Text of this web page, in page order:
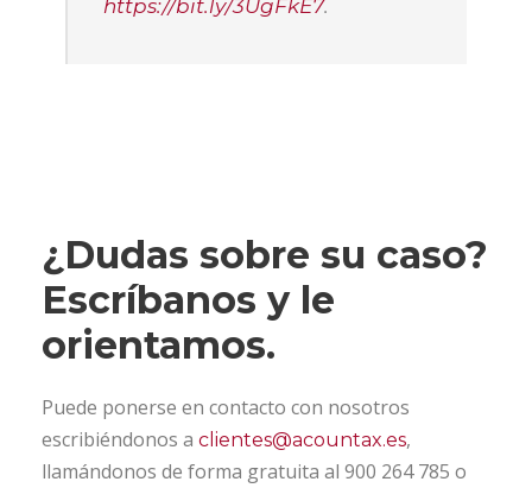
https://bit.ly/3UgFkE7.
¿Dudas sobre su caso?
Escríbanos y le
orientamos.
Puede ponerse en contacto con nosotros
escribiéndonos a clientes@acountax.es,
llamándonos de forma gratuita al 900 264 785 o